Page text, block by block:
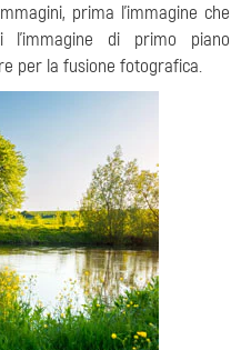
prima l'immagine che
di primo piano
per la fusione fotografica.